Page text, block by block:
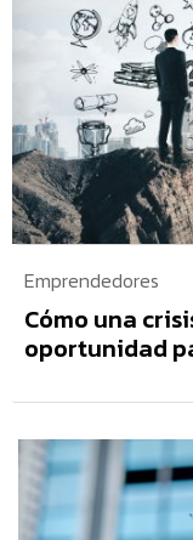
Emprendedores
Cómo una
oportunidad